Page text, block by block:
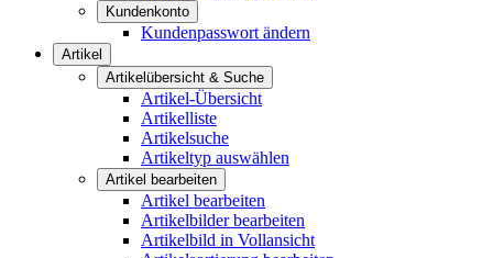
Kundenkonto
Kundenpasswort ändern
Artikel
Artikelübersicht & Suche
Artikel-Übersicht
Artikelliste
Artikelsuche
Artikeltyp auswählen
Artikel bearbeiten
Artikel bearbeiten
Artikelbilder bearbeiten
Artikelbild in Vollansicht